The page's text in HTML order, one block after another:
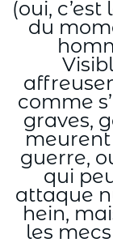
(oui,
du
comme
graves,
guerre,
qui
attaque
hein,
les